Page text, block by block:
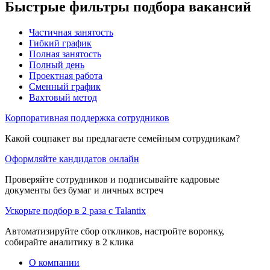
Быстрые фильтры подбора вакансий
Частичная занятость
Гибкий график
Полная занятость
Полный день
Проектная работа
Сменный график
Вахтовый метод
Корпоративная поддержка сотрудников
Какой соцпакет вы предлагаете семейным сотрудникам?
Оформляйте кандидатов онлайн
Проверяйте сотрудников и подписывайте кадровые
документы без бумаг и личных встреч
Ускорьте подбор в 2 раза с Talantix
Автоматизируйте сбор откликов, настройте воронку,
собирайте аналитику в 2 клика
О компании